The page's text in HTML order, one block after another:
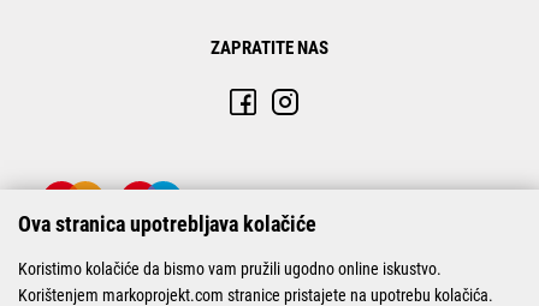
ZAPRATITE NAS
Ova stranica upotrebljava kolačiće
Koristimo kolačiće da bismo vam pružili ugodno online iskustvo.
Korištenjem markoprojekt.com stranice pristajete na upotrebu kolačića.